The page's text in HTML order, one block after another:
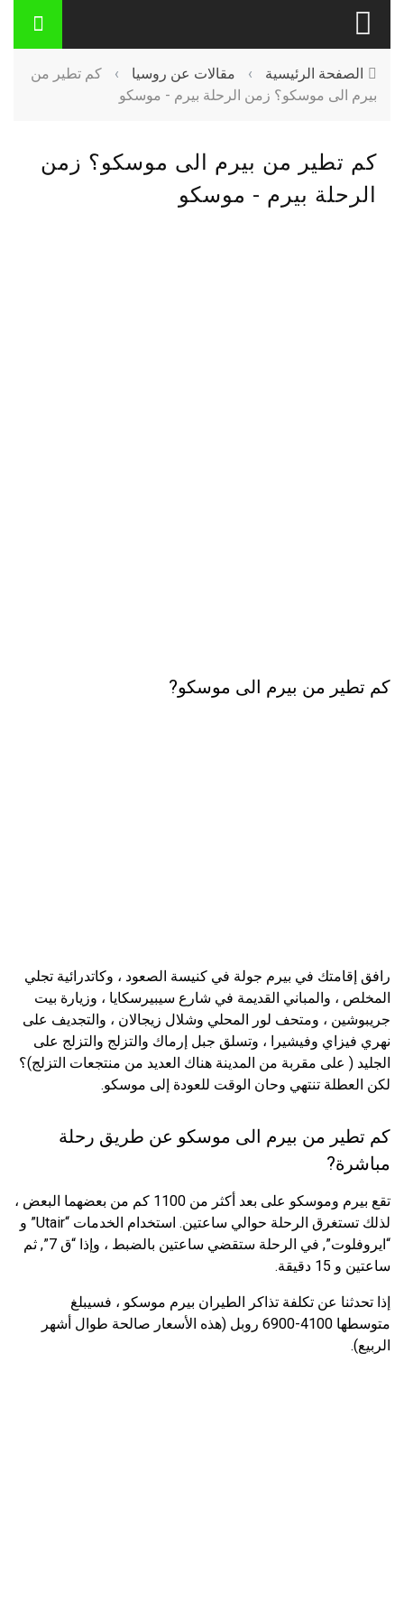
الصفحة الرئيسية › مقالات عن روسيا ›
كم تطير من
بيرم الى موسكو؟ زمن الرحلة بيرم - موسكو
كم تطير من بيرم الى موسكو؟ زمن
الرحلة بيرم - موسكو
كم تطير من بيرم الى موسكو?
رافق إقامتك في بيرم جولة في كنيسة الصعود ، وكاتدرائية تجلي
المخلص ، والمباني القديمة في شارع سيبيرسكايا ، وزيارة بيت
جريبوشين ، ومتحف لور المحلي وشلال زيجالان ، والتجديف على
نهري فيزاي وفيشيرا ، وتسلق جبل إرماك والتزلج والتزلج على
الجليد ( على مقربة من المدينة هناك العديد من منتجعات التزلج)؟
لكن العطلة تنتهي وحان الوقت للعودة إلى موسكو.
كم تطير من بيرم الى موسكو عن طريق رحلة
مباشرة?
تقع بيرم وموسكو على بعد أكثر من 1100 كم من بعضهما البعض ،
لذلك تستغرق الرحلة حوالي ساعتين. استخدام الخدمات “Utair” و
“ايروفلوت”, في الرحلة ستقضي ساعتين بالضبط ، وإذا “ق 7”, ثم
ساعتين و 15 دقيقة.
إذا تحدثنا عن تكلفة تذاكر الطيران بيرم موسكو ، فسيبلغ
متوسطها 4100-6900 روبل (هذه الأسعار صالحة طوال أشهر
الربيع).